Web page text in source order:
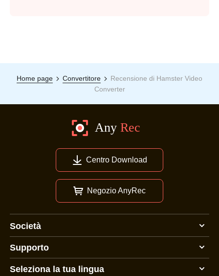
Home page Convertitore
Recensione di Hamster Video
Converter
Centro Download
Negozio AnyRec
Società
Supporto
Seleziona la tua lingua